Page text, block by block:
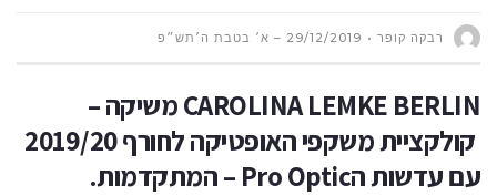
רבקה קופר 29/12/2019 – א׳ בטבת ה׳תש״פ
CAROLINA LEMKE BERLINמשיקה –
קולקציית
משקפי האופטיקה לחורף 2019/20
עם עדשות הPro Optic – המתקדמות.